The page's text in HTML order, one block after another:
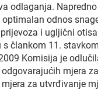
odlaganja.
odnos
i ugljični
s člankom 11.
Komisija je
mjera
za utvrđivanje